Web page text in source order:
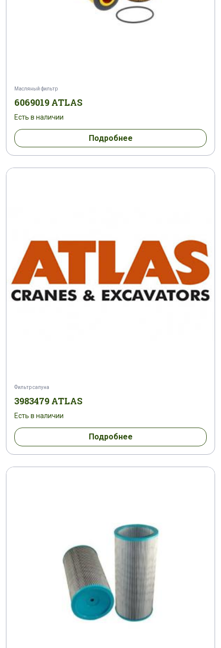
Масляный фильтр
6069019 ATLAS
Есть в наличии
Подробнее
Фильтр сапуна
3983479 ATLAS
Есть в наличии
Подробнее